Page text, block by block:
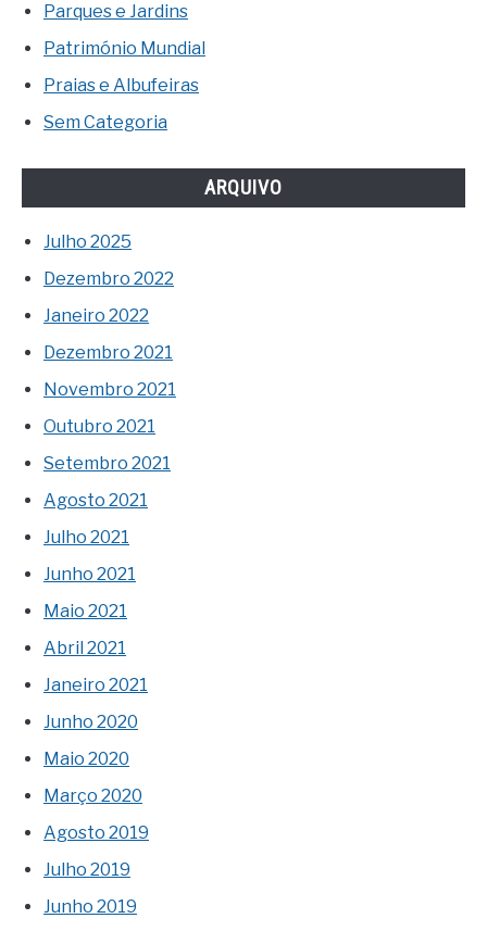
Parques e Jardins
Património Mundial
Praias e Albufeiras
Sem Categoria
ARQUIVO
Julho 2025
Dezembro 2022
Janeiro 2022
Dezembro 2021
Novembro 2021
Outubro 2021
Setembro 2021
Agosto 2021
Julho 2021
Junho 2021
Maio 2021
Abril 2021
Janeiro 2021
Junho 2020
Maio 2020
Março 2020
Agosto 2019
Julho 2019
Junho 2019